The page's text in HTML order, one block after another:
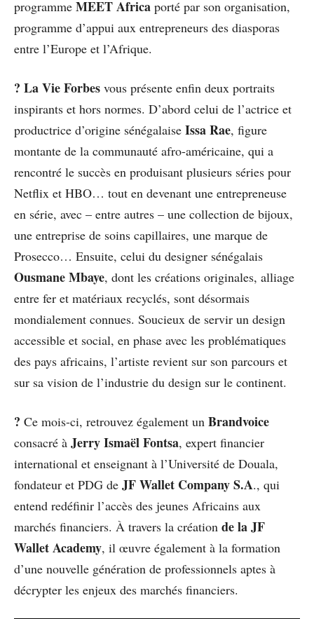
programme MEET Africa porté par son organisation,
programme d’appui aux entrepreneurs des diasporas
entre l’Europe et l’Afrique.
? La Vie Forbes vous présente enfin deux portraits
inspirants et hors normes. D’abord celui de l’actrice et
productrice d’origine sénégalaise Issa Rae, figure
montante de la communauté afro-américaine, qui a
rencontré le succès en produisant plusieurs séries pour
Netflix et HBO… tout en devenant une entrepreneuse
en série, avec – entre autres – une collection de bijoux,
une entreprise de soins capillaires, une marque de
Prosecco… Ensuite, celui du designer sénégalais
Ousmane Mbaye, dont les créations originales, alliage
entre fer et matériaux recyclés, sont désormais
mondialement connues. Soucieux de servir un design
accessible et social, en phase avec les problématiques
des pays africains, l’artiste revient sur son parcours et
sur sa vision de l’industrie du design sur le continent.
? Ce mois-ci, retrouvez également un Brandvoice
consacré à Jerry Ismaël Fontsa, expert financier
international et enseignant à l’Université de Douala,
fondateur et PDG de JF Wallet Company S.A., qui
entend redéfinir l’accès des jeunes Africains aux
marchés financiers. À travers la création de la JF
Wallet Academy, il œuvre également à la formation
d’une nouvelle génération de professionnels aptes à
décrypter les enjeux des marchés financiers.